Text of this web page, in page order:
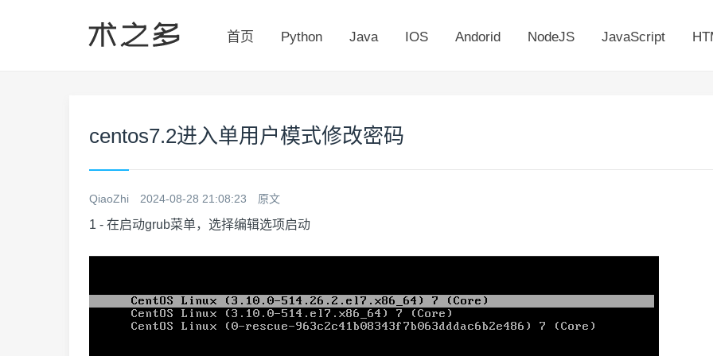
首页 Python Java IOS Andorid NodeJS JavaScript
centos7.2进入单用户模式修改密码
QiaoZhi 2024-08-28 21:08:23 原文
1 - 在启动grub菜单，选择编辑选项启动